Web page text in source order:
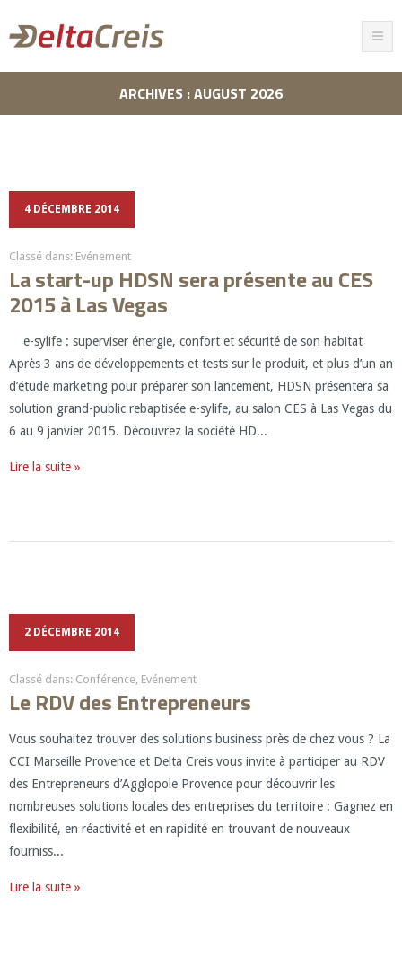
ARCHIVES : AUGUST 2026
4 DÉCEMBRE 2014
Classé dans: Evénement
La start-up HDSN sera présente au CES
2015 à Las Vegas
e-sylife : superviser énergie, confort et sécurité de son habitat
Après 3 ans de développements et tests sur le produit, et plus d’un an
d’étude marketing pour préparer son lancement, HDSN présentera sa
solution grand-public rebaptisée e-sylife, au salon CES à Las Vegas du
6 au 9 janvier 2015. Découvrez la société HD...
Lire la suite »
2 DÉCEMBRE 2014
Classé dans: Conférence, Evénement
Le RDV des Entrepreneurs
Vous souhaitez trouver des solutions business près de chez vous ? La
CCI Marseille Provence et Delta Creis vous invite à participer au RDV
des Entrepreneurs d’Agglopole Provence pour découvrir les
nombreuses solutions locales des entreprises du territoire : Gagnez en
flexibilité, en réactivité et en rapidité en trouvant de nouveaux
fourniss...
Lire la suite »